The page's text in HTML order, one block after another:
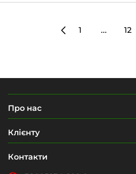
1 ... 12
Про нас
Клієнту
Контакти